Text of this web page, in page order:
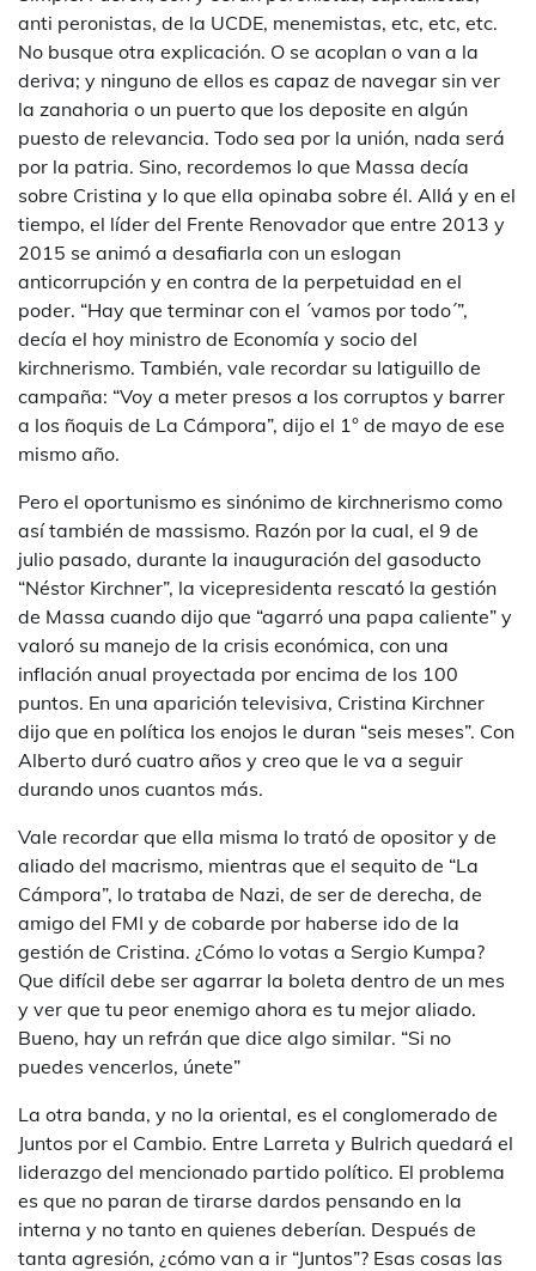
anti peronistas, de la UCDE, menemistas, etc, etc, etc.
No busque otra explicación. O se acoplan o van a la
deriva; y ninguno de ellos es capaz de navegar sin ver
la zanahoria o un puerto que los deposite en algún
puesto de relevancia. Todo sea por la unión, nada será
por la patria. Sino, recordemos lo que Massa decía
sobre Cristina y lo que ella opinaba sobre él. Allá y en el
tiempo, el líder del Frente Renovador que entre 2013 y
2015 se animó a desafiarla con un eslogan
anticorrupción y en contra de la perpetuidad en el
poder. “Hay que terminar con el ´vamos por todo´”,
decía el hoy ministro de Economía y socio del
kirchnerismo. También, vale recordar su latiguillo de
campaña: “Voy a meter presos a los corruptos y barrer
a los ñoquis de La Cámpora”, dijo el 1° de mayo de ese
mismo año.
Pero el oportunismo es sinónimo de kirchnerismo como
así también de massismo. Razón por la cual, el 9 de
julio pasado, durante la inauguración del gasoducto
“Néstor Kirchner”, la vicepresidenta rescató la gestión
de Massa cuando dijo que “agarró una papa caliente” y
valoró su manejo de la crisis económica, con una
inflación anual proyectada por encima de los 100
puntos. En una aparición televisiva, Cristina Kirchner
dijo que en política los enojos le duran “seis meses”. Con
Alberto duró cuatro años y creo que le va a seguir
durando unos cuantos más.
Vale recordar que ella misma lo trató de opositor y de
aliado del macrismo, mientras que el sequito de “La
Cámpora”, lo trataba de Nazi, de ser de derecha, de
amigo del FMI y de cobarde por haberse ido de la
gestión de Cristina. ¿Cómo lo votas a Sergio Kumpa?
Que difícil debe ser agarrar la boleta dentro de un mes
y ver que tu peor enemigo ahora es tu mejor aliado.
Bueno, hay un refrán que dice algo similar. “Si no
puedes vencerlos, únete”
La otra banda, y no la oriental, es el conglomerado de
Juntos por el Cambio. Entre Larreta y Bulrich quedará el
liderazgo del mencionado partido político. El problema
es que no paran de tirarse dardos pensando en la
interna y no tanto en quienes deberían. Después de
tanta agresión, ¿cómo van a ir “Juntos”? Esas cosas las